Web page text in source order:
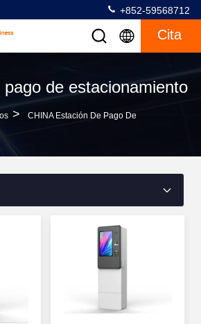
+852-59568712
Cita
pago de estacionamiento
>
CHINA Estación De Pago De